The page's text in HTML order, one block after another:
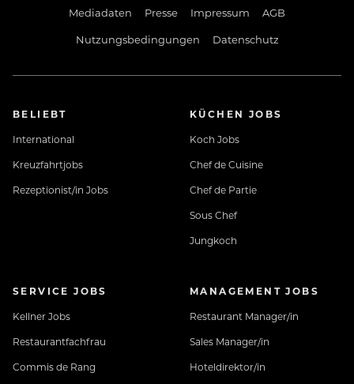
Mediadaten
Presse Impressum
AGB
Nutzungsbedingungen
Datenschutz
BELIEBT
International
Kreuzfahrtjobs
Rezeptionist/in Jobs
KÜCHEN JOBS
Koch Jobs
Chef de Cuisine
Chef de Partie
Sous Chef
Jungkoch
SERVICE JOBS
Kellner Jobs
Restaurantfachfrau
Commis de Rang
MANAGEMENT JOBS
Restaurant Manager/in
Sales Manager/in
Hoteldirektor/in